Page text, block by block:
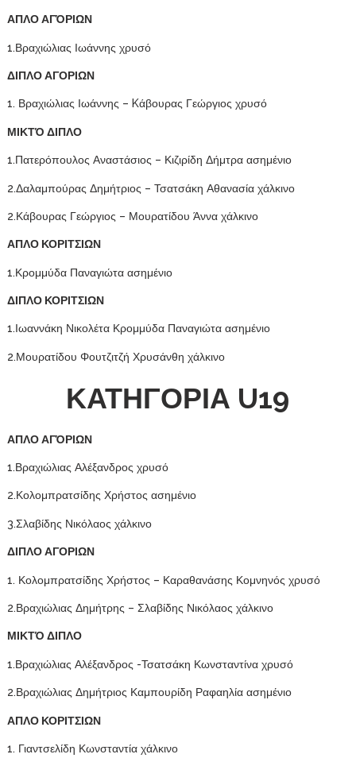
ΑΠΛΟ ΑΓΌΡΙΩΝ
1.Βραχιώλιας Ιωάννης χρυσό
ΔΙΠΛΟ ΑΓΟΡΙΩΝ
1. Βραχιώλιας Ιωάννης – Kάβουρας Γεώργιος χρυσό
ΜΙΚΤΌ ΔΙΠΛΟ
1.Πατερόπουλος Αναστάσιος – Κιζιρίδη Δήμτρα ασημένιο
2.Δαλαμπούρας Δημήτριος – Τσατσάκη Αθανασία χάλκινο
2.Κάβουρας Γεώργιος – Μουρατίδου Άννα χάλκινο
ΑΠΛΟ ΚΟΡΙΤΣΙΩΝ
1.Κρομμύδα Παναγιώτα ασημένιο
ΔΙΠΛΟ ΚΟΡΙΤΣΙΩΝ
1.Ιωαννάκη Νικολέτα Κρομμύδα Παναγιώτα ασημένιο
2.Μουρατίδου Φουτζιτζή Χρυσάνθη χάλκινο
ΚΑΤΗΓΟΡΙΑ U19
ΑΠΛΟ ΑΓΌΡΙΩΝ
1.Βραχιώλιας Αλέξανδρος χρυσό
2.Κολομπρατσίδης Χρήστος ασημένιο
3.Σλαβίδης Νικόλαος χάλκινο
ΔΙΠΛΟ ΑΓΟΡΙΩΝ
1. Κολομπρατσίδης Χρήστος – Καραθανάσης Κομνηνός χρυσό
2.Βραχιώλιας Δημήτρης – Σλαβίδης Νικόλαος χάλκινο
ΜΙΚΤΌ ΔΙΠΛΟ
1.Βραχιώλιας Αλέξανδρος -Τσατσάκη Κωνσταντίνα χρυσό
2.Βραχιώλιας Δημήτριος Καμπουρίδη Ραφαηλία ασημένιο
ΑΠΛΟ ΚΟΡΙΤΣΙΩΝ
1. Γιαντσελίδη Κωνσταντία χάλκινο